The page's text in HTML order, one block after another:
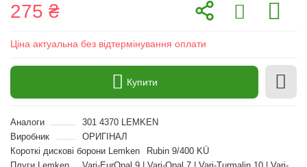
275 ₴
Ціна актуальна без відтермінування оплати
Купити
Аналоги
301 4370 LEMKEN
Виробник
ОРИГІНАЛ
Короткі дискові борони Lemken
Rubin 9/400 KÜ